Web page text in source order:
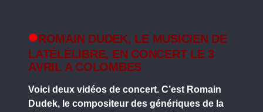
ROMAIN DUDEK, LE MUSICIEN DE
LATÉLÉLIBRE, EN CONCERT LE 3
AVRIL A COLOMBES
Voici deux vidéos de concert. C’est Romain
Dudek, le compositeur des génériques de la